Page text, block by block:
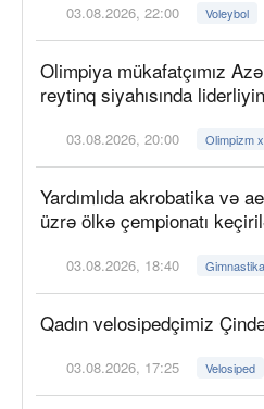
03.08.2026, 22:00 Voleybol
Olimpiya mükafatçımız
reytinq siyahısında
03.08.2026, 20:00 Olimpizm
Yardımlıda akrobatika və
üzrə ölkə çempionatı
03.08.2026, 18:40 Gimnastika
Qadın velosipedçimiz
03.08.2026, 17:25 Velosiped